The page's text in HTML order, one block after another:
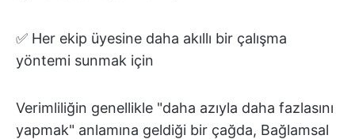
✅ Her ekip üyesine daha akıllı bir çalışma
yöntemi sunmak için
Verimliliğin genellikle "daha azıyla daha fazlasını
yapmak" anlamına geldiği bir çağda, Bağlamsal